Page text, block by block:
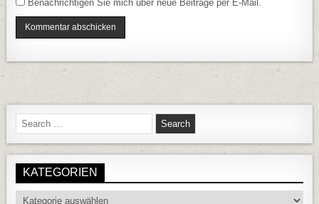
Benachrichtigen Sie mich über neue Beiträge per E-Mail.
Search for:
KATEGORIEN
Kategorien